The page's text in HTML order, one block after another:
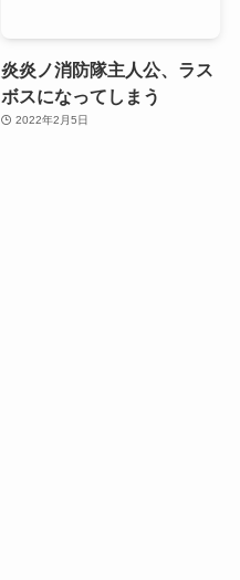
炎炎ノ消防隊主人公、ラス
ボスになってしまう
2022年2月5日